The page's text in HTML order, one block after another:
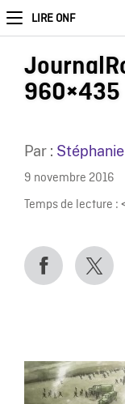
LIRE ONF
960×435
Par :
9 novembre 2016
Temps de lecture :